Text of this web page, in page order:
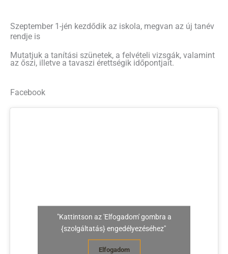
Szeptember 1-jén kezdődik az iskola, megvan az új tanév
rendje is
Mutatjuk a tanítási szünetek, a felvételi vizsgák, valamint
az őszi, illetve a tavaszi érettségik időpontjait.
Facebook
"Kattintson az 'Elfogadom' gombra a
{szolgáltatás} engedélyezéséhez"
Elfogadom